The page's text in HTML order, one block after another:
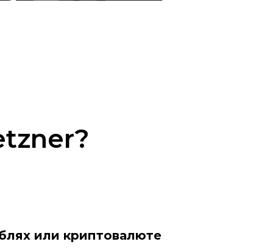
или криптовалюте